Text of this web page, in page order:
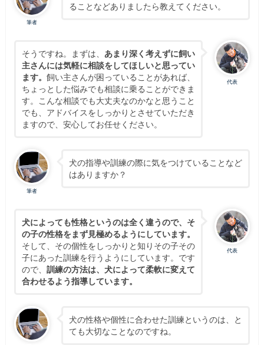
筆者
ることなどありましたら教えてください。
代表
そうですね。まずは、 あまり深く考えずに飼い
主さんには気軽に相談をしてほしいと思ってい
ます。 飼い主さんが困っていることがあれば、
ちょっとした悩みでも相談に乗ることができま
す。こんな相談でも大丈夫なのかなと思うこと
でも、アドバイスをしっかりとさせていただき
ますので、安心してお任せください。
筆者
犬の指導や訓練の際に気をつけていることなど
はありますか？
代表
犬によっても性格というのは全く違うので、そ
の子の性格をまず見極めるようにしています。
そして、その個性をしっかりと知りその子その
子にあった訓練を行うようにしています。です
ので、 訓練の方法は、犬によって柔軟に変えて
合わせるよう指導しています。
犬の性格や個性に合わせた訓練というのは、と
ても大切なことなのですね。